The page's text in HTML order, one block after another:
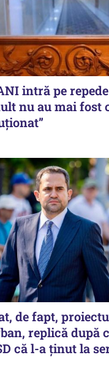
intră pe
nu au mai
de fapt,
replică după
că l-a ținut la